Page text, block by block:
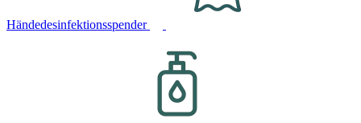
Händedesinfektionsspender